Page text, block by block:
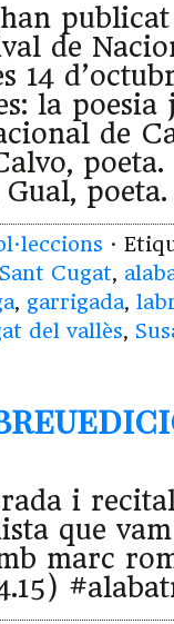
de
14
la
de
poeta.
·
Cugat,
, garrigada,
del vallès,
i
que
marc